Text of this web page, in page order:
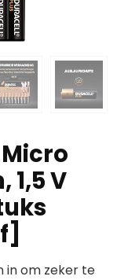
V
in om zeker te